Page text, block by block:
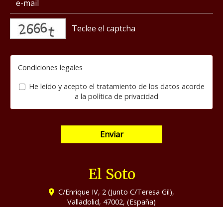
Condiciones legales
He leído y acepto el tratamiento de los datos acorde
a la política de privacidad
Enviar
El Soto
C/Enrique IV, 2 (Junto C/Teresa Gil),
Valladolid, 47002, (España)